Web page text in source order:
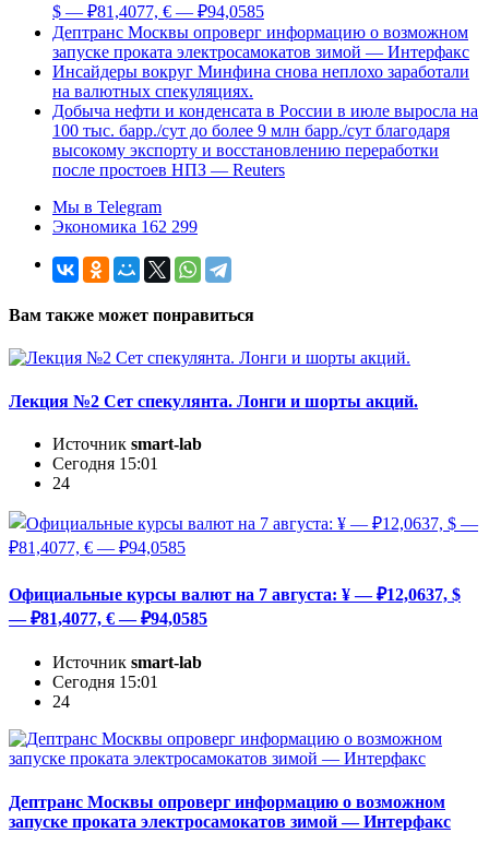
$ — ₽81,4077, € — ₽94,0585
Дептранс Москвы опроверг информацию о возможном
запуске проката электросамокатов зимой — Интерфакс
Инсайдеры вокруг Минфина снова неплохо заработали
на валютных спекуляциях.
Добыча нефти и конденсата в России в июле выросла на
100 тыс. барр./сут до более 9 млн барр./сут благодаря
высокому экспорту и восстановлению переработки
после простоев НПЗ — Reuters
Мы в Telegram
Экономика 162 299
Вам также может понравиться
Лекция №2 Сет спекулянта. Лонги и шорты акций.
Источник smart-lab
Сегодня 15:01
24
Официальные курсы валют на 7 августа: ¥ — ₽12,0637, $
— ₽81,4077, € — ₽94,0585
Источник smart-lab
Сегодня 15:01
24
Дептранс Москвы опроверг информацию о возможном
запуске проката электросамокатов зимой — Интерфакс